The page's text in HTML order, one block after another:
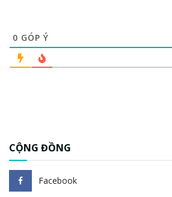
0 GÓP Ý
CỘNG ĐỒNG
Facebook